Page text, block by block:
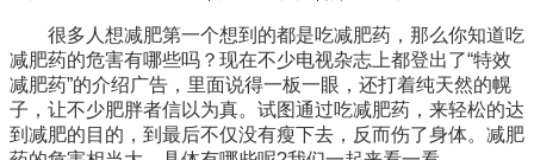
很多人想减肥第一个想到的都是吃减肥药，那么你知道吃
减肥药的危害有哪些吗？现在不少电视杂志上都登出了“特效
减肥药”的介绍广告，里面说得一板一眼，还打着纯天然的幌
子，让不少肥胖者信以为真。试图通过吃减肥药，来轻松的达
到减肥的目的，到最后不仅没有瘦下去，反而伤了身体。减肥